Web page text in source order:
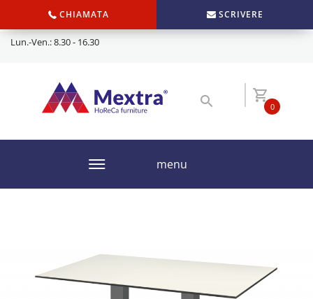
CHIAMATA SCRIVERE
Lun.-Ven.: 8.30 - 16.30
0
menu